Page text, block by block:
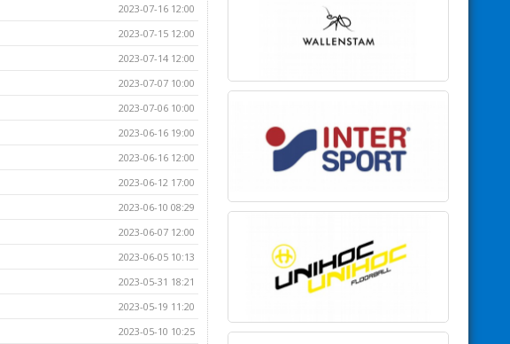
2023-07-16 12:00
2023-07-15 12:00
2023-07-14 12:00
2023-07-07 10:00
2023-07-06 10:00
2023-06-16 19:00
2023-06-16 12:00
2023-06-12 17:00
2023-06-10 08:29
2023-06-07 12:00
2023-06-05 10:13
2023-05-31 18:21
2023-05-19 11:20
2023-05-10 10:25